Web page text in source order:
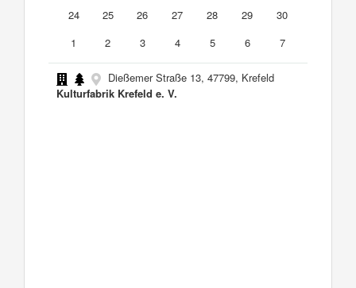
24
25 26 27 28 29
30
1
2 3 4 5 6 7
Dießemer Straße 13, 47799, Krefeld
Kulturfabrik Krefeld e. V.